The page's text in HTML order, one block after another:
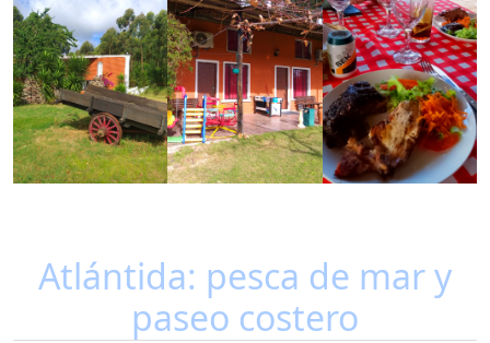
Atlántida: pesca de mar y
paseo costero